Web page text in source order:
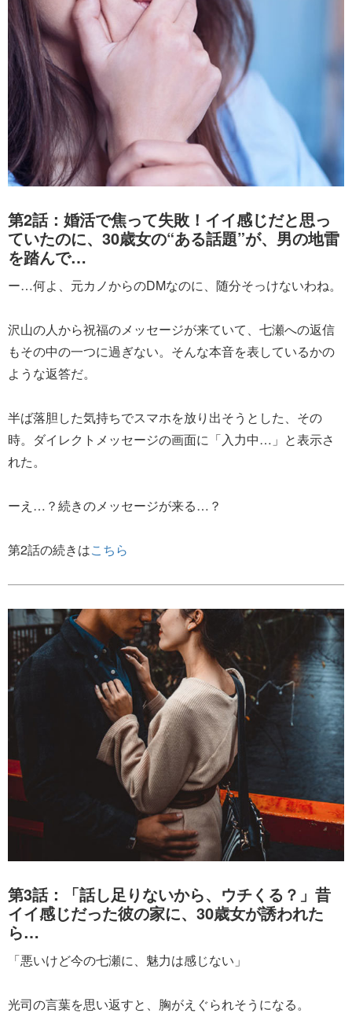
第2話：婚活で焦って失敗！イイ感じだと思っ
ていたのに、30歳女の“ある話題”が、男の地雷
を踏んで…
ー…何よ、元カノからのDMなのに、随分そっけないわね。
沢山の人から祝福のメッセージが来ていて、七瀬への返信
もその中の一つに過ぎない。そんな本音を表しているかの
ような返答だ。
半ば落胆した気持ちでスマホを放り出そうとした、その
時。ダイレクトメッセージの画面に「入力中…」と表示さ
れた。
ーえ…？続きのメッセージが来る…？
第2話の続きはこちら
第3話：「話し足りないから、ウチくる？」昔
イイ感じだった彼の家に、30歳女が誘われた
ら…
「悪いけど今の七瀬に、魅力は感じない」
光司の言葉を思い返すと、胸がえぐられそうになる。